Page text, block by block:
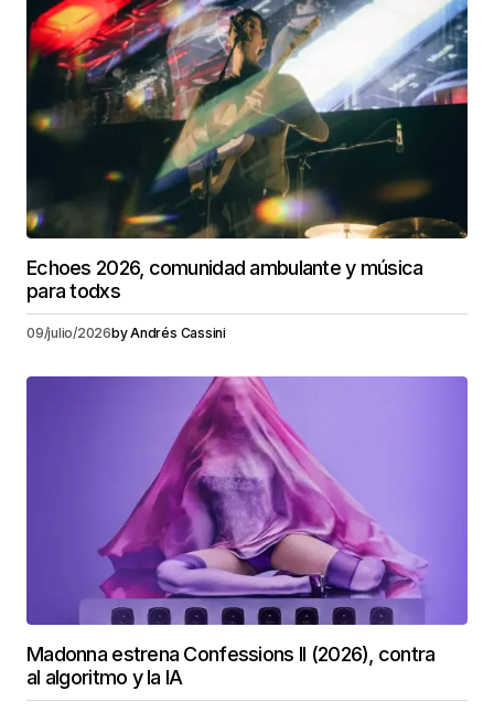
Echoes 2026, comunidad ambulante y música
para todxs
09/julio/2026byAndrés Cassini
Madonna estrena Confessions II (2026), contra
al algoritmo y la IA